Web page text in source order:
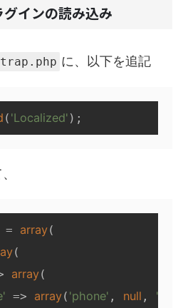
インの読み込み
に、以下を追記
( 'Localized'
= array(
(
array(
=> array( 'phone' , null , 'jp'